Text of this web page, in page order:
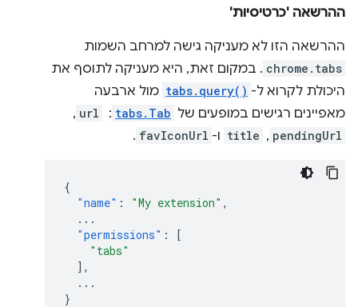
ההרשאה 'כרטיסיות'
ההרשאה הזו לא מעניקה גישה למרחב השמות
chrome.tabs . במקום זאת, היא מעניקה לתוסף את
היכולת לקרוא ל- tabs.query() מול ארבעה
מאפיינים רגישים במופעים של tabs.Tab
: ‏
url
,‏
pendingUrl
,‏
title ו- favIconUrl
.
{
"name" : "My extension" ,
...
"permissions" :
[
"tabs"
],
...
}